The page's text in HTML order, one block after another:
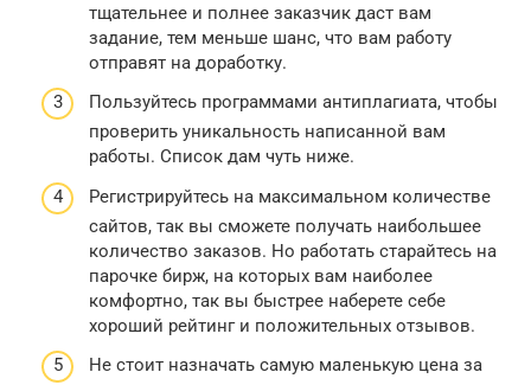
тщательнее и полнее заказчик даст вам
задание, тем меньше шанс, что вам работу
отправят на доработку.
Пользуйтесь программами антиплагиата, чтобы
проверить уникальность написанной вам
работы. Список дам чуть ниже.
Регистрируйтесь на максимальном количестве
сайтов, так вы сможете получать наибольшее
количество заказов. Но работать старайтесь на
парочке бирж, на которых вам наиболее
комфортно, так вы быстрее наберете себе
хороший рейтинг и положительных отзывов.
Не стоит назначать самую маленькую цена за